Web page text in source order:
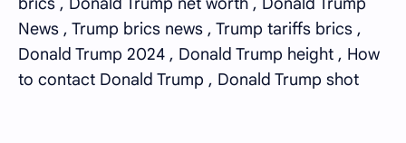
News , Trump brics news , Trump tariffs brics ,
Donald Trump 2024 , Donald Trump height , How
to contact Donald Trump , Donald Trump shot